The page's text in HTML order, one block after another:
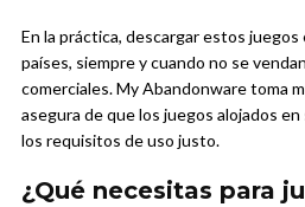
En la práctica, descargar estos juegos
países, siempre y cuando no se
comerciales. My Abandonware toma
asegura de que los juegos alojados
los requisitos de uso justo.
¿Qué necesitas para